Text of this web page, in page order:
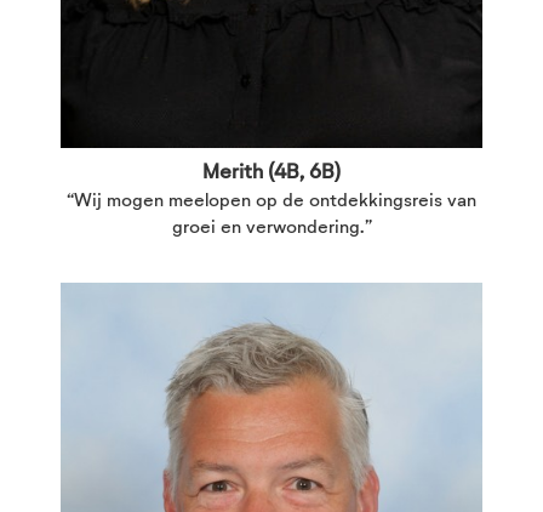
Merith (4B, 6B)
“Wij mogen meelopen op de ontdekkingsreis van
groei en verwondering.”